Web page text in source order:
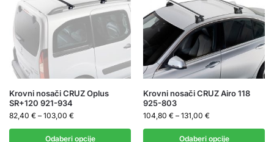
Krovni nosači CRUZ Oplus
SR+120 921-934
82,40 € – 103,00 €
Odaberi opcije
Krovni nosači CRUZ Airo 118
925-803
104,80 € – 131,00 €
Odaberi opcije